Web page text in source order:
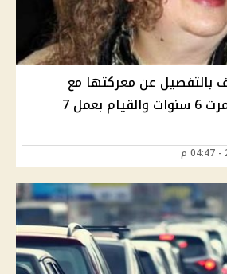
بالتفصيل عن معركتها مع
السرطان التي استمرت 6 سنوات والقيام بعمل 7